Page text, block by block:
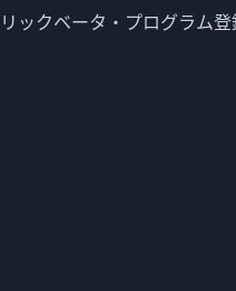
ックベータ・プログラム